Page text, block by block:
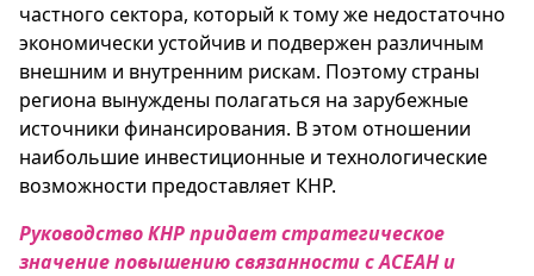
частного сектора, который к тому же недостаточно
экономически устойчив и подвержен различным
внешним и внутренним рискам. Поэтому страны
региона вынуждены полагаться на зарубежные
источники финансирования. В этом отношении
наибольшие инвестиционные и технологические
возможности предоставляет КНР.
Руководство КНР придает стратегическое
значение повышению связанности с АСЕАН и